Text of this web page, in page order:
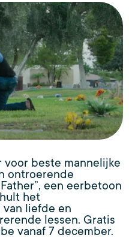
voor beste mannelijke
ontroerende
een eerbetoon
het
van liefde en
lessen. Gratis
vanaf 7 december.